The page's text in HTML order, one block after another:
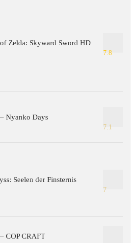
Zelda: Skyward Sword HD
7.8
Nyanko Days
7.1
Seelen der Finsternis
7
COP CRAFT